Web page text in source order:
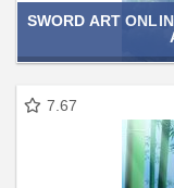
SWORD ART
7.67